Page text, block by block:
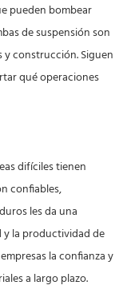
pueden bombear
de suspensión son
y construcción. Siguen
qué operaciones
difíciles tienen
confiables,
les da una
y la productividad de
la confianza y
a largo plazo.